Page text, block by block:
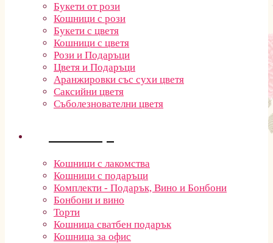
Букети от рози
Кошници с рози
Букети с цветя
Кошници с цветя
Рози и Подаръци
Цветя и Подаръци
Аранжировки със сухи цветя
Саксийни цветя
Съболезнователни цветя
Кошници с лакомства
Кошници с подаръци
Комплекти - Подарък, Вино и Бонбони
Бонбони и вино
Торти
Кошница сватбен подарък
Кошница за офис